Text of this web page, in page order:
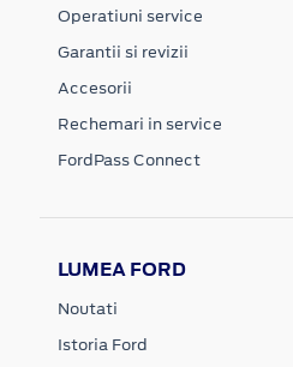
Operatiuni service
Garantii si revizii
Accesorii
Rechemari in service
FordPass Connect
LUMEA FORD
Noutati
Istoria Ford